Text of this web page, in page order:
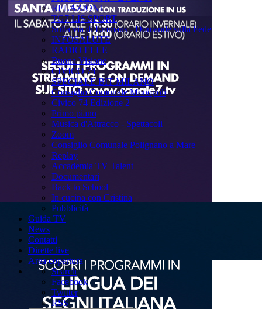
RELAZIONI
TG7 LIS SPORT
Sulla via di Emmaus - Domande sulla Fede
INFOSALUTE
RADIO ELLE
Buona Visione
CIVICO 74
SPECIALE BIT MILANO
Consiglio Comunale Monopoli
Civico 74 Edizione 2
Primo piano
Musica d'Attracco - Spettacoli
Zoom
Consiglio Comunale Polignano a Mare
Replay
Accademia TV Talent
Documentari
Back to School
In cucina con Cristina
Pubblicità
Guida TV
News
Contatti
Dirette live
Area copertura
Search
Facebook
Twitter
RSS